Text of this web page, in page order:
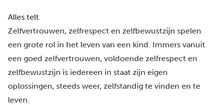
Alles telt
Zelfvertrouwen, zelfrespect en zelfbewustzijn spelen
een grote rol in het leven van een kind. Immers vanuit
een goed zelfvertrouwen, voldoende zelfrespect en
zelfbewustzijn is iedereen in staat zijn eigen
oplossingen, steeds weer, zelfstandig te vinden en te
leven.